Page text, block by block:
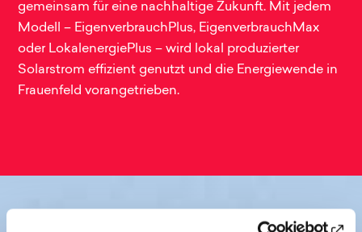
gemeinsam für eine nachhaltige Zukunft. Mit jedem
Modell – EigenverbrauchPlus, EigenverbrauchMax
oder LokalenergiePlus – wird lokal produzierter
Solarstrom effizient genutzt und die Energiewende in
Frauenfeld vorangetrieben.